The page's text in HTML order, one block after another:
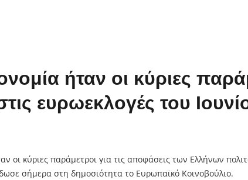
ήταν οι κύριες
ευρωεκλογές του
κύριες παράμετροι για τις αποφάσεις των Ελλήνων
σήμερα στη δημοσιότητα το Ευρωπαϊκό Κοινοβούλιο.